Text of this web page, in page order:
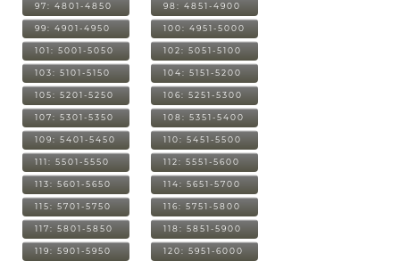
97: 4801-4850 98: 4851-4900
99: 4901-4950 100: 4951-5000
101: 5001-5050 102: 5051-5100
103: 5101-5150 104: 5151-5200
105: 5201-5250 106: 5251-5300
107: 5301-5350 108: 5351-5400
109: 5401-5450 110: 5451-5500
111: 5501-5550 112: 5551-5600
113: 5601-5650 114: 5651-5700
115: 5701-5750 116: 5751-5800
117: 5801-5850 118: 5851-5900
119: 5901-5950 120: 5951-6000